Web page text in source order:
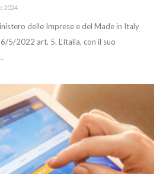
2024
delle Imprese e del Made in Italy
5/2022 art. 5. L’Italia, con il suo